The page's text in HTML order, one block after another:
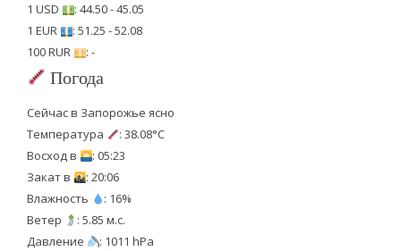
1 USD
: 44.50 - 45.05
1 EUR
: 51.25 - 52.08
100 RUR
: -
Погода
Сейчас в Запорожье ясно
Температура
: 38.08°C
Восход в
: 05:23
Закат в
: 20:06
Влажность
: 16%
Ветер
: 5.85 м.с.
Давление
: 1011 hPa